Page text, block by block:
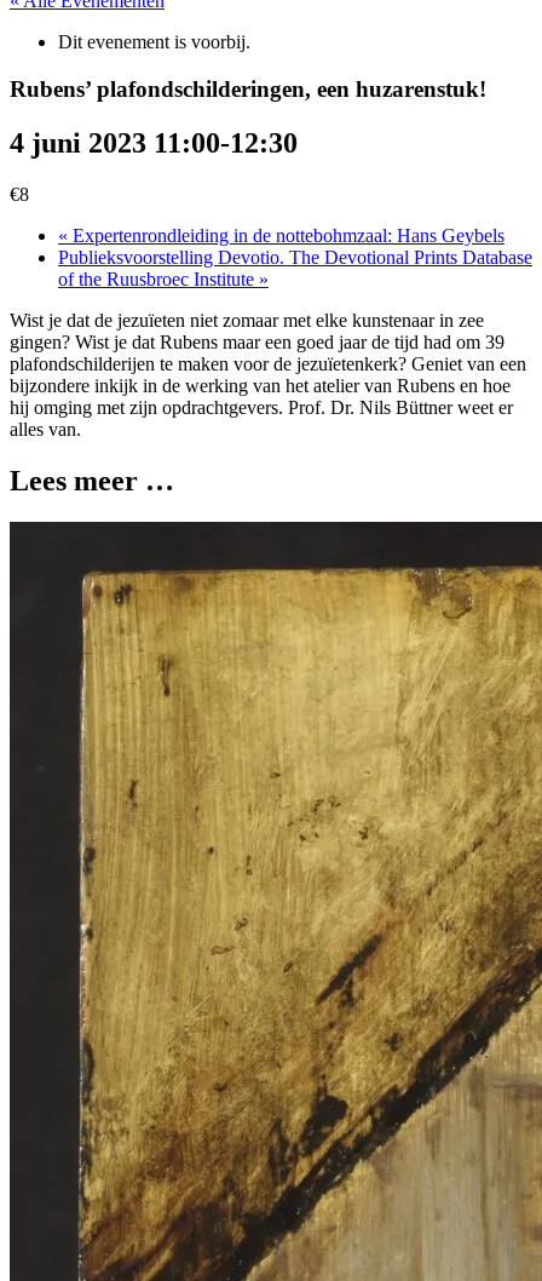
Dit evenement is voorbij.
Rubens’ plafondschilderingen, een huzarenstuk!
4 juni 2023 11:00-12:30
€8
« Expertenrondleiding in de nottebohmzaal: Hans Geybels
Publieksvoorstelling Devotio. The Devotional Prints Database
of the Ruusbroec Institute »
Wist je dat de jezuïeten niet zomaar met elke kunstenaar in zee
gingen? Wist je dat Rubens maar een goed jaar de tijd had om 39
plafondschilderijen te maken voor de jezuïetenkerk? Geniet van een
bijzondere inkijk in de werking van het atelier van Rubens en hoe
hij omging met zijn opdrachtgevers. Prof. Dr. Nils Büttner weet er
alles van.
Lees meer …